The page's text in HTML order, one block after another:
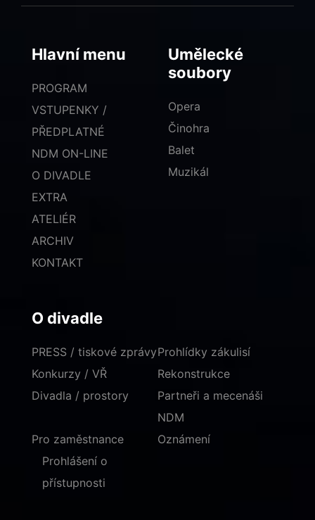
Hlavní menu
PROGRAM
VSTUPENKY /
PŘEDPLATNÉ
NDM ON-LINE
O DIVADLE
EXTRA
ATELIÉR
ARCHIV
KONTAKT
Umělecké
soubory
Opera
Činohra
Balet
Muzikál
O divadle
PRESS / tiskové zprávy
Konkurzy / VŘ
Divadla / prostory
Prohlídky zákulisí
Rekonstrukce
Partneři a mecenáši
NDM
Pro zaměstnance
Oznámení
Prohlášení o
přístupnosti